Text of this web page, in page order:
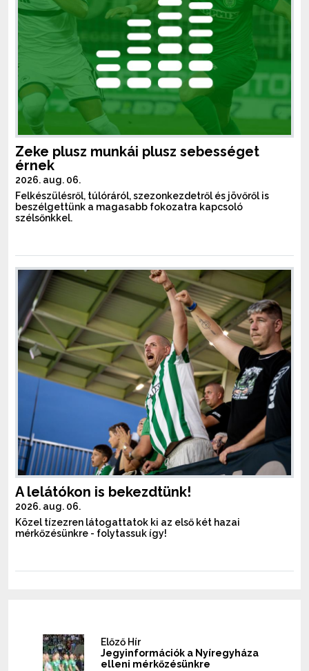
Zeke plusz munkái plusz sebességet
érnek
2026. aug. 06.
Felkészülésről, túlóráról, szezonkezdetről és jövőről is
beszélgettünk a magasabb fokozatra kapcsoló
szélsőnkkel.
A lelátókon is bekezdtünk!
2026. aug. 06.
Közel tízezren látogattatok ki az első két hazai
mérkőzésünkre - folytassuk így!
Előző Hír
Jegyinformációk a Nyíregyháza
elleni mérkőzésünkre